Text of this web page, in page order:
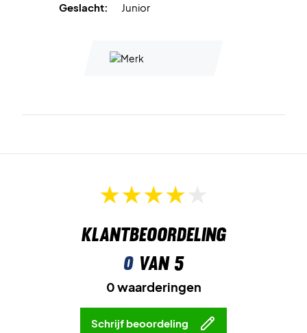
Geslacht:
Junior
Klantbeoordeling
0van 5
0 waarderingen
Schrijf beoordeling